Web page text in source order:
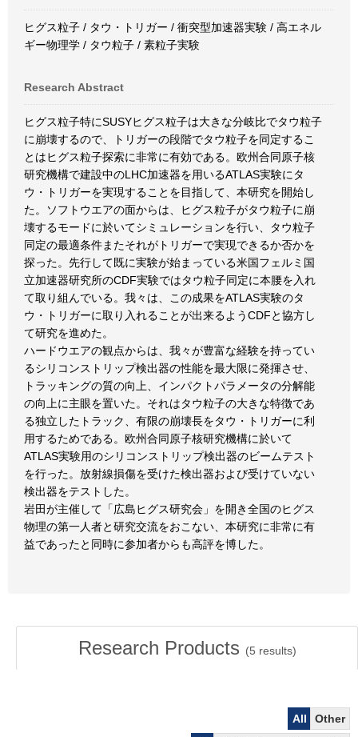
ヒグス粒子 / タウ・トリガー / 衝突型加速器実験 / 高エネル
ギー物理学 / タウ粒子 / 素粒子実験
Research Abstract
ヒグス粒子特にSUSYヒグス粒子は大きな分岐比でタウ粒子
に崩壊するので、トリガーの段階でタウ粒子を同定するこ
とはヒグス粒子探索に非常に有効である。欧州合同原子核
研究機構で建設中のLHC加速器を用いるATLAS実験にタ
ウ・トリガーを実現することを目指して、本研究を開始し
た。ソフトウエアの面からは、ヒグス粒子がタウ粒子に崩
壊するモードに於いてシミュレーションを行い、タウ粒子
同定の最適条件またそれがトリガーで実現できるか否かを
探った。先行して既に実験が始まっている米国フェルミ国
立加速器研究所のCDF実験ではタウ粒子同定に本腰を入れ
て取り組んでいる。我々は、この成果をATLAS実験のタ
ウ・トリガーに取り入れることが出来るようCDFと協方し
て研究を進めた。
ハードウエアの観点からは、我々が豊富な経験を持ってい
るシリコンストリップ検出器の性能を最大限に発揮させ、
トラッキングの質の向上、インパクトパラメータの分解能
の向上に主眼を置いた。それはタウ粒子の大きな特徴であ
る独立したトラック、有限の崩壊長をタウ・トリガーに利
用するためである。欧州合同原子核研究機構に於いて
ATLAS実験用のシリコンストリップ検出器のビームテスト
を行った。放射線損傷を受けた検出器および受けていない
検出器をテストした。
岩田が主催して「広島ヒグス研究会」を開き全国のヒグス
物理の第一人者と研究交流をおこない、本研究に非常に有
益であったと同時に参加者からも高評を博した。
Research Products (5 results)
All
Other